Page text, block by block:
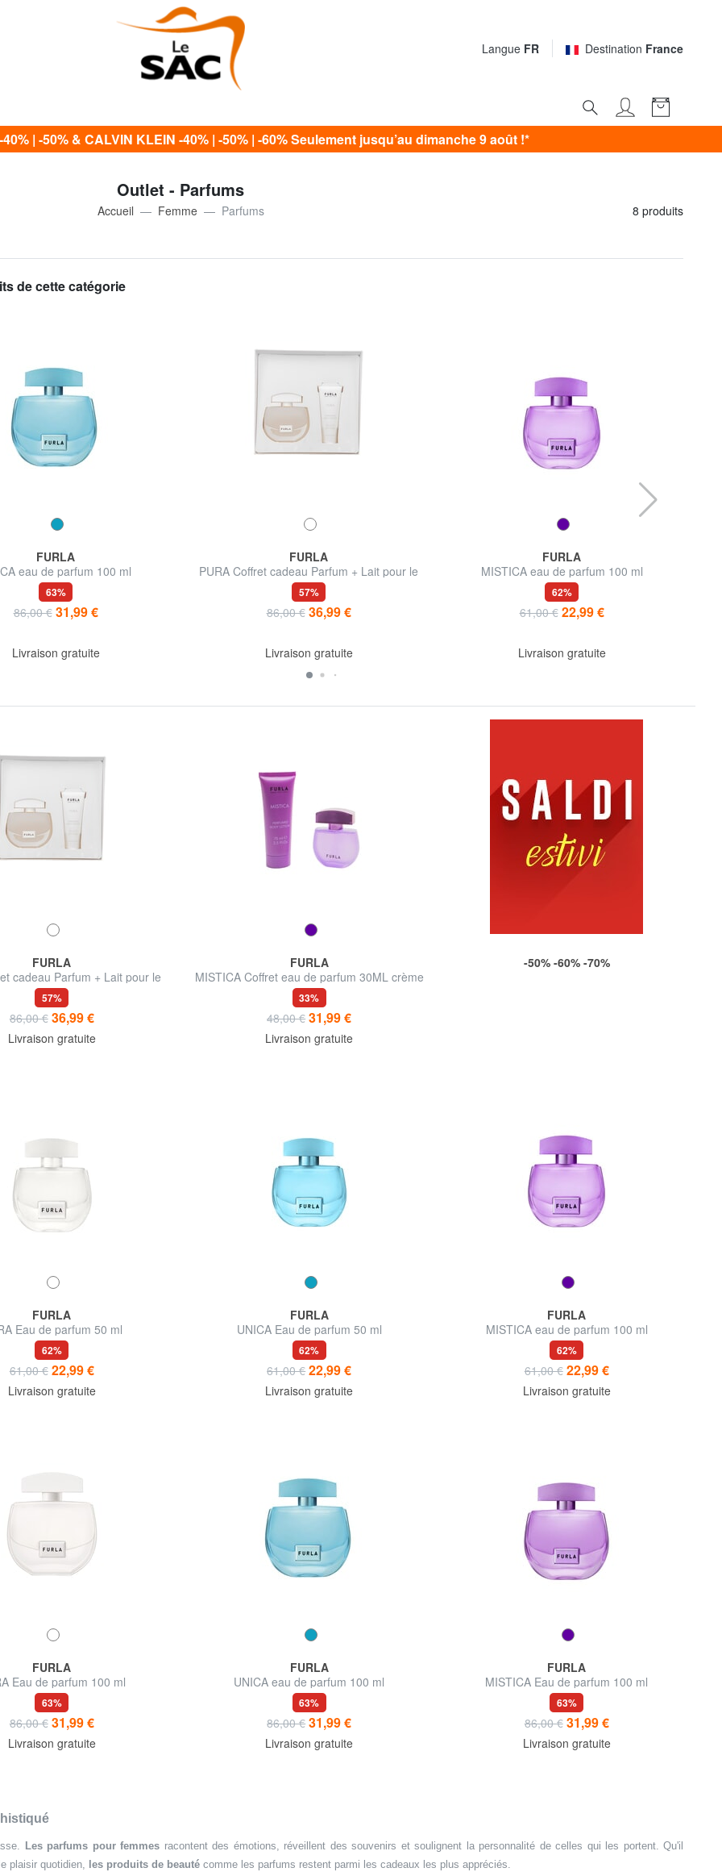
Langue FR Destination France
| -50% & CALVIN KLEIN -40% | -50% | -60% Seulement jusqu’au dimanche 9 août !*
Outlet - Parfums
Accueil Femme Parfums 8 produits
de cette catégorie
FURLA
eau de parfum 100 ml
63%
86,00 € 31,99 €
Livraison gratuite
FURLA
PURA Coffret cadeau Parfum + Lait pour le
corps
57%
86,00 € 36,99 €
Livraison gratuite
FURLA
MISTICA eau de parfum 100 ml
62%
61,00 € 22,99 €
Livraison gratuite
FURLA
cadeau Parfum + Lait pour le
corps
57%
86,00 € 36,99 €
Livraison gratuite
FURLA
MISTICA Coffret eau de parfum 30ML crème
corps 75 ml
33%
48,00 € 31,99 €
Livraison gratuite
-50% -60% -70%
FURLA
Eau de parfum 50 ml
62%
61,00 € 22,99 €
Livraison gratuite
FURLA
UNICA Eau de parfum 50 ml
62%
61,00 € 22,99 €
Livraison gratuite
FURLA
MISTICA eau de parfum 100 ml
62%
61,00 € 22,99 €
Livraison gratuite
FURLA
Eau de parfum 100 ml
63%
86,00 € 31,99 €
Livraison gratuite
FURLA
UNICA eau de parfum 100 ml
63%
86,00 € 31,99 €
Livraison gratuite
FURLA
MISTICA Eau de parfum 100 ml
63%
86,00 € 31,99 €
Livraison gratuite
Les parfums pour femmes racontent des émotions, réveillent des souvenirs et soulignent la personnalité de celles qui les portent. Qu'il
plaisir quotidien, les produits de beauté comme les parfums restent parmi les cadeaux les plus appréciés.